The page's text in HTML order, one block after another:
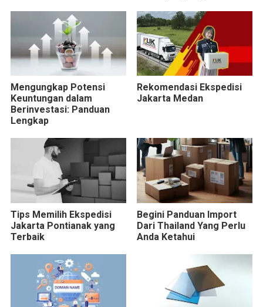
Mengungkap Potensi
Keuntungan dalam
Berinvestasi: Panduan
Lengkap
Rekomendasi Ekspedisi
Jakarta Medan
Tips Memilih Ekspedisi
Jakarta Pontianak yang
Terbaik
Begini Panduan Import
Dari Thailand Yang Perlu
Anda Ketahui